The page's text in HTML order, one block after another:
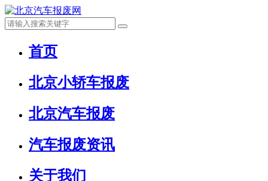
首页
北京小轿车报废
北京汽车报废
汽车报废资讯
关于我们